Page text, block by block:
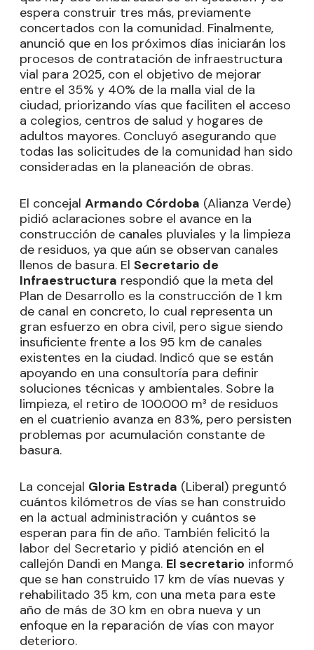
espera construir tres más, previamente
concertados con la comunidad. Finalmente,
anunció que en los próximos días iniciarán los
procesos de contratación de infraestructura
vial para 2025, con el objetivo de mejorar
entre el 35% y 40% de la malla vial de la
ciudad, priorizando vías que faciliten el acceso
a colegios, centros de salud y hogares de
adultos mayores. Concluyó asegurando que
todas las solicitudes de la comunidad han sido
consideradas en la planeación de obras.
El concejal Armando Córdoba (Alianza Verde)
pidió aclaraciones sobre el avance en la
construcción de canales pluviales y la limpieza
de residuos, ya que aún se observan canales
llenos de basura. El Secretario de
Infraestructura respondió que la meta del
Plan de Desarrollo es la construcción de 1 km
de canal en concreto, lo cual representa un
gran esfuerzo en obra civil, pero sigue siendo
insuficiente frente a los 95 km de canales
existentes en la ciudad. Indicó que se están
apoyando en una consultoría para definir
soluciones técnicas y ambientales. Sobre la
limpieza, el retiro de 100.000 m³ de residuos
en el cuatrienio avanza en 83%, pero persisten
problemas por acumulación constante de
basura.
La concejal Gloria Estrada (Liberal) preguntó
cuántos kilómetros de vías se han construido
en la actual administración y cuántos se
esperan para fin de año. También felicitó la
labor del Secretario y pidió atención en el
callejón Dandi en Manga. El secretario informó
que se han construido 17 km de vías nuevas y
rehabilitado 35 km, con una meta para este
año de más de 30 km en obra nueva y un
enfoque en la reparación de vías con mayor
deterioro.